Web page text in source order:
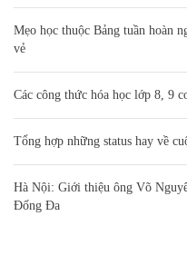
Mẹo học thuộc Bảng tuần hoàn
vẻ
Các công thức hóa học lớp 8, 9
Tổng hợp những status hay về
Hà Nội: Giới thiệu ông Võ
Đống Đa